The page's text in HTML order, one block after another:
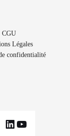
CGU
Légales
confidentialité
LinkedIn
YouTube